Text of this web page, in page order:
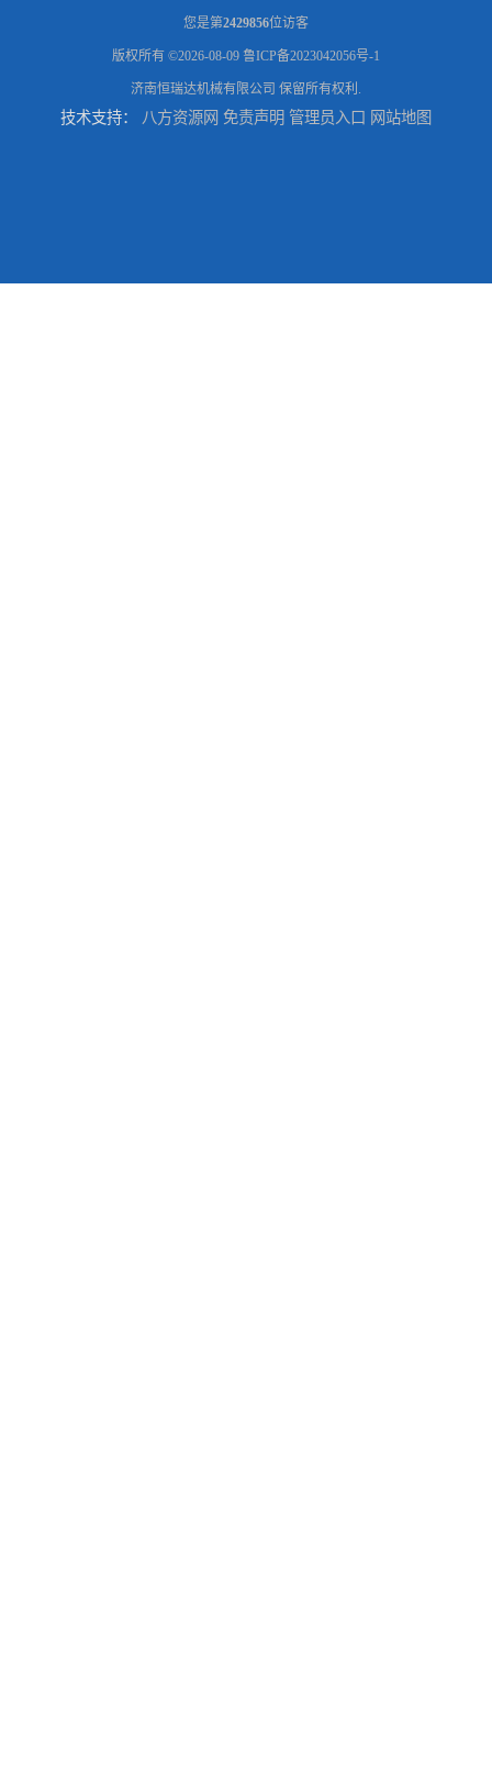
您是第2429856位访客
版权所有 ©2026-08-09 鲁ICP备2023042056号-1
济南恒瑞达机械有限公司 保留所有权利.
技术支持： 八方资源网 免责声明 管理员入口 网站地图